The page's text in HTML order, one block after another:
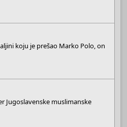
koju je prešao Marko Polo, on
Jugoslavenske muslimanske